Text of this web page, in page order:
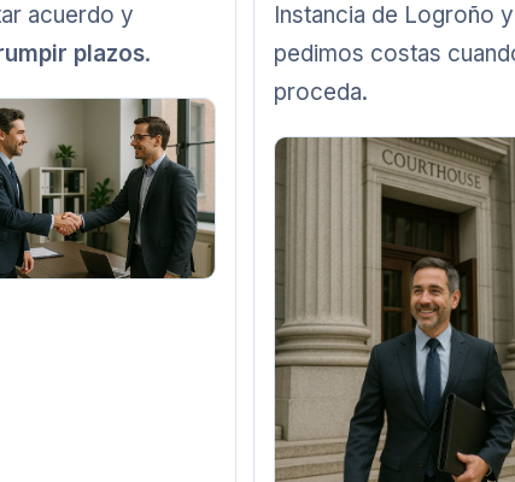
acuerdo y
plazos.
Instancia de Logroño y
pedimos costas
proceda.